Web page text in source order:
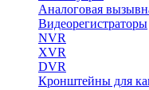
Аналоговая
Видеорегистраторы
NVR
XVR
DVR
Кронштейны для